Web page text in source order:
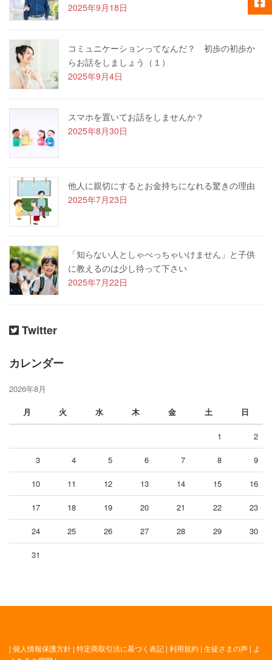
2025年9月18日
コミュニケーションってなんだ？ 初歩の初歩か
らお話をしましょう（１）
2025年9月4日
スマホを置いてお話をしませんか？
2025年8月30日
他人に親切にするとお金持ちになれる驚きの理由
2025年7月23日
「知らない人としゃべっちゃいけません」と子供
に教えるのは少し待って下さい
2025年7月22日
Twitter
カレンダー
2026年8月
月
火 水 木 金 土 日
1 2
3 4 5 6 7 8 9
10 11 12 13 14 15 16
17 18 19 20 21 22 23
24 25 26 27 28 29 30
31
| 個人情報保護方針 | 特定商取引法に基づく表記 | 利用規約 | 生徒さまの声 | よ